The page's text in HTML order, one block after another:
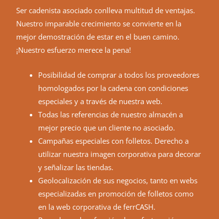
Ser cadenista asociado conlleva multitud de ventajas.
Nuestro imparable crecimiento se convierte en la
mejor demostración de estar en el buen camino.
¡Nuestro esfuerzo merece la pena!
Posibilidad de comprar a todos los proveedores
homologados por la cadena con condiciones
especiales y a través de nuestra web.
Todas las referencias de nuestro almacén a
mejor precio que un cliente no asociado.
Campañas especiales con folletos. Derecho a
utilizar nuestra imagen corporativa para decorar
y señalizar las tiendas.
Geolocalización de sus negocios, tanto en webs
especializadas en promoción de folletos como
en la web corporativa de ferrCASH.